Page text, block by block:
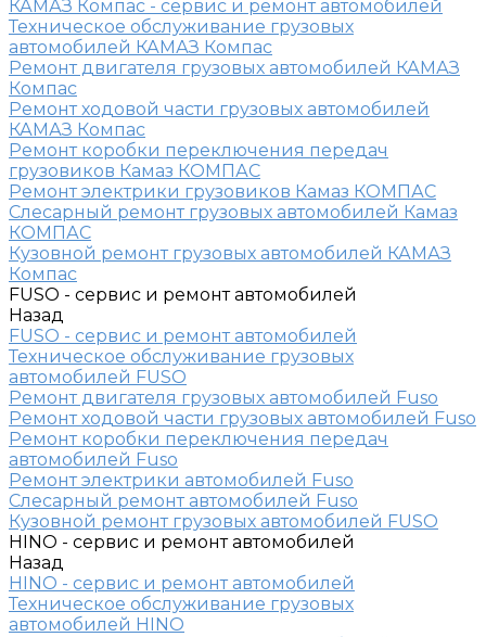
КАМАЗ Компас - сервис и ремонт автомобилей
Техническое обслуживание грузовых
автомобилей КАМАЗ Компас
Ремонт двигателя грузовых автомобилей КАМАЗ
Компас
Ремонт ходовой части грузовых автомобилей
КАМАЗ Компас
Ремонт коробки переключения передач
грузовиков Камаз КОМПАС
Ремонт электрики грузовиков Камаз КОМПАС
Слесарный ремонт грузовых автомобилей Камаз
КОМПАС
Кузовной ремонт грузовых автомобилей КАМАЗ
Компас
FUSO - сервис и ремонт автомобилей
Назад
FUSO - сервис и ремонт автомобилей
Техническое обслуживание грузовых
автомобилей FUSO
Ремонт двигателя грузовых автомобилей Fuso
Ремонт ходовой части грузовых автомобилей Fuso
Ремонт коробки переключения передач
автомобилей Fuso
Ремонт электрики автомобилей Fuso
Слесарный ремонт автомобилей Fuso
Кузовной ремонт грузовых автомобилей FUSO
HINO - сервис и ремонт автомобилей
Назад
HINO - сервис и ремонт автомобилей
Техническое обслуживание грузовых
автомобилей HINO